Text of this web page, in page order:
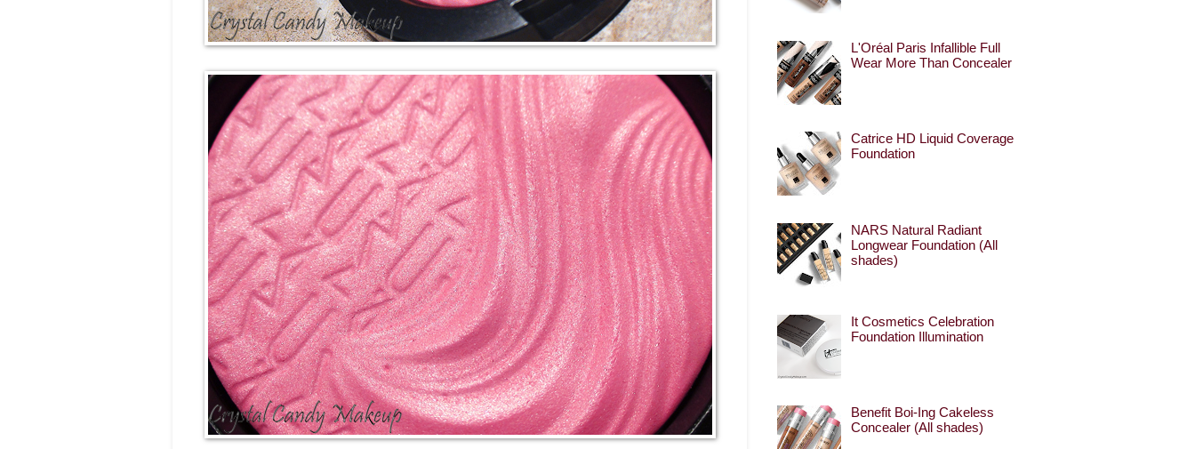
L'Oréal Paris Infallible Full
Wear More Than Concealer
Catrice HD Liquid Coverage
Foundation
NARS Natural Radiant
Longwear Foundation (All
shades)
It Cosmetics Celebration
Foundation Illumination
Benefit Boi-Ing Cakeless
Concealer (All shades)